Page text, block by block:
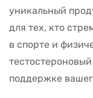
уникальный
для тех, кто
в спорте и
поддержке